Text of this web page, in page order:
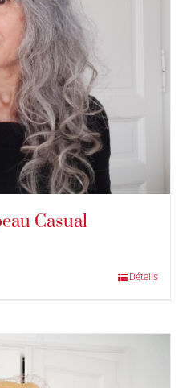
Casual
Détails